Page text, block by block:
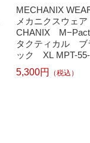
MECHANIX
メカニクスウェア
CHANIX
タクティカル ブ
ック XL MPT-55-
5,300円
（税込）